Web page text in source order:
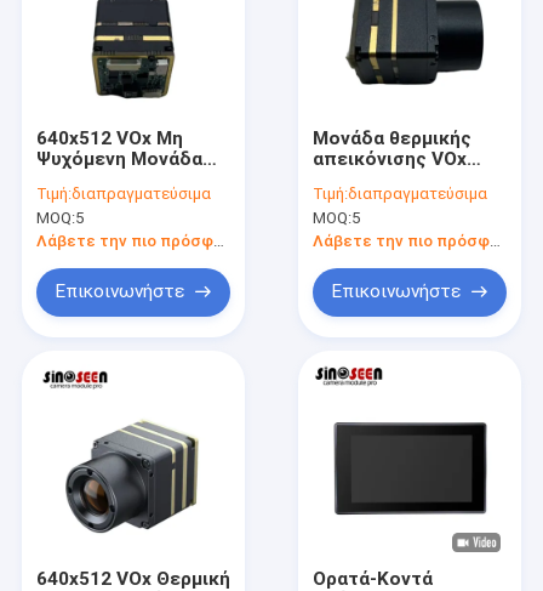
Βίντεο
Εμφάνιση VR
Ποιοτικός έλεγχος
επαφή
Όλες οι περιπτώσεις
Ζητήστε ένα απόσπασμα
640x512 VOx Μη
Ψυχόμενη Μονάδα
50Hz
Τιμή:διαπραγματεύσιμα
MOQ:5
Λάβετε την πιο πρόσφατη τιμή
Επικοινωνήστε
Μονάδα θερμικής
απεικόνισης VOx
ανιχνευτή 12μm
Τιμή:διαπραγματεύσιμα
MOQ:5
Λάβετε την πιο πρόσφατη τιμή
Επικοινωνήστε
640x512 VOx Θερμική
Ορατά-Κοντά